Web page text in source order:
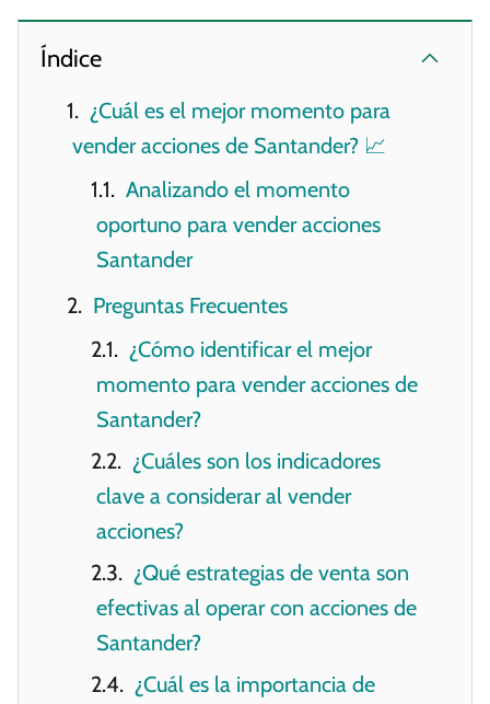
Índice
¿Cuál es el mejor momento para
vender acciones de Santander? 📈
Analizando el momento
oportuno para vender acciones
Santander
Preguntas Frecuentes
¿Cómo identificar el mejor
momento para vender acciones de
Santander?
¿Cuáles son los indicadores
clave a considerar al vender
acciones?
¿Qué estrategias de venta son
efectivas al operar con acciones de
Santander?
¿Cuál es la importancia de